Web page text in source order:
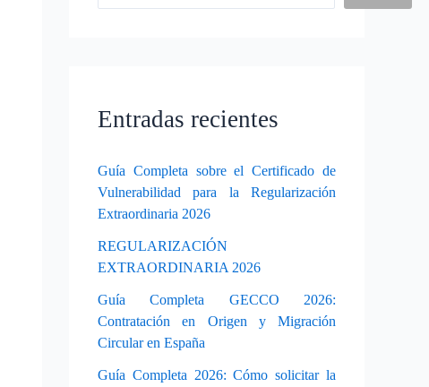
Entradas recientes
Guía Completa sobre el Certificado de
Vulnerabilidad para la Regularización
Extraordinaria 2026
REGULARIZACIÓN
EXTRAORDINARIA 2026
Guía Completa GECCO 2026:
Contratación en Origen y Migración
Circular en España
Guía Completa 2026: Cómo solicitar la